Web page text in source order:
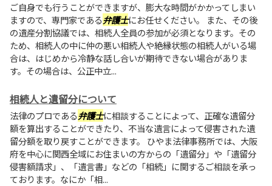
ご自身でも行うことができますが、膨大な時間がかかってしまい
ますので、専門家である弁護士にお任せください。 また、その後
の遺産分割協議では、相続人全員の参加が必須となります。その
ため、相続人の中に仲の悪い相続人や絶縁状態の相続人がいる場
合は、はじめから冷静な話し合いが期待できない場合がありま
す。その場合は、公正中立...
相続人と遺留分について
法律のプロである弁護士に相談することによって、正確な遺留分
額を算出することができたり、不当な遺言によって侵害された遺
留分額を取り戻すことができます。 ひやま法律事務所では、大阪
府を中心に関西全域にお住まいの方からの「遺留分」や「遺留分
侵害額請求」、「遺言書」などの「相続」に関するご相談を承っ
ております。なにか「相...